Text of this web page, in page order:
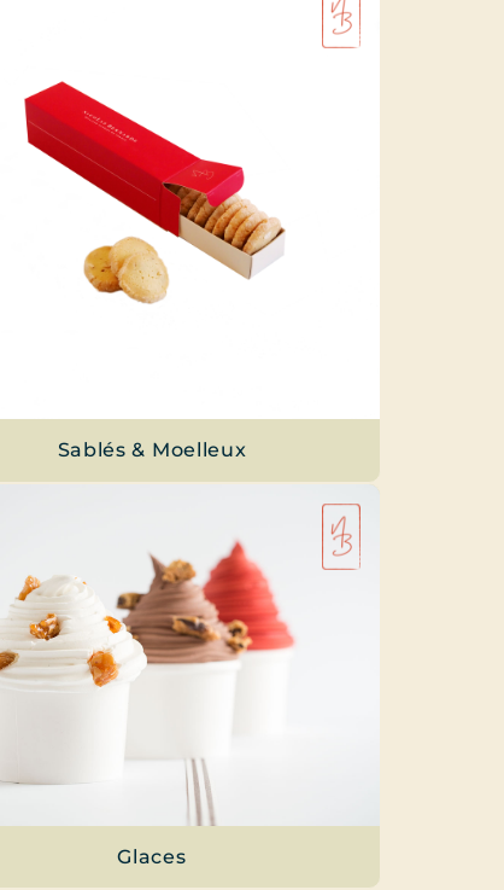
Sablés & Moelleux
Glaces